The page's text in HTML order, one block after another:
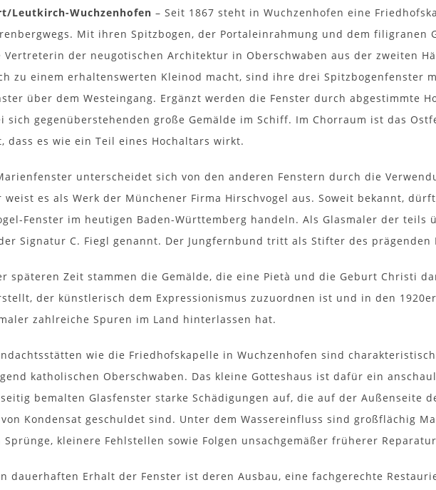
Leutkirch-Wuchzenhofen – Seit 1867 steht in Wuchzenhofen eine
Mit ihren Spitzbogen, der Portaleinrahmung und dem filigranen
Vertreterin der neugotischen Architektur in Oberschwaben aus der zweiten
zu einem erhaltenswerten Kleinod macht, sind ihre drei Spitzbogenfenster
über dem Westeingang. Ergänzt werden die Fenster durch abgestimmte
sich gegenüberstehenden große Gemälde im Schiff. Im Chorraum ist das
dass es wie ein Teil eines Hochaltars wirkt.
unterscheidet sich von den anderen Fenstern durch die
weist es als Werk der Münchener Firma Hirschvogel aus. Soweit bekannt,
Fenster im heutigen Baden-Württemberg handeln. Als Glasmaler der teils
Signatur C. Fiegl genannt. Der Jungfernbund tritt als Stifter des prägenden
späteren Zeit stammen die Gemälde, die eine Pietà und die Geburt Christi
der künstlerisch dem Expressionismus zuzuordnen ist und in den
zahlreiche Spuren im Land hinterlassen hat.
wie die Friedhofskapelle in Wuchzenhofen sind
katholischen Oberschwaben. Das kleine Gotteshaus ist dafür ein
bemalten Glasfenster starke Schädigungen auf, die auf der Außenseite
Kondensat geschuldet sind. Unter dem Wassereinfluss sind großflächig
Sprünge, kleinere Fehlstellen sowie Folgen unsachgemäßer früherer
dauerhaften Erhalt der Fenster ist deren Ausbau, eine fachgerechte